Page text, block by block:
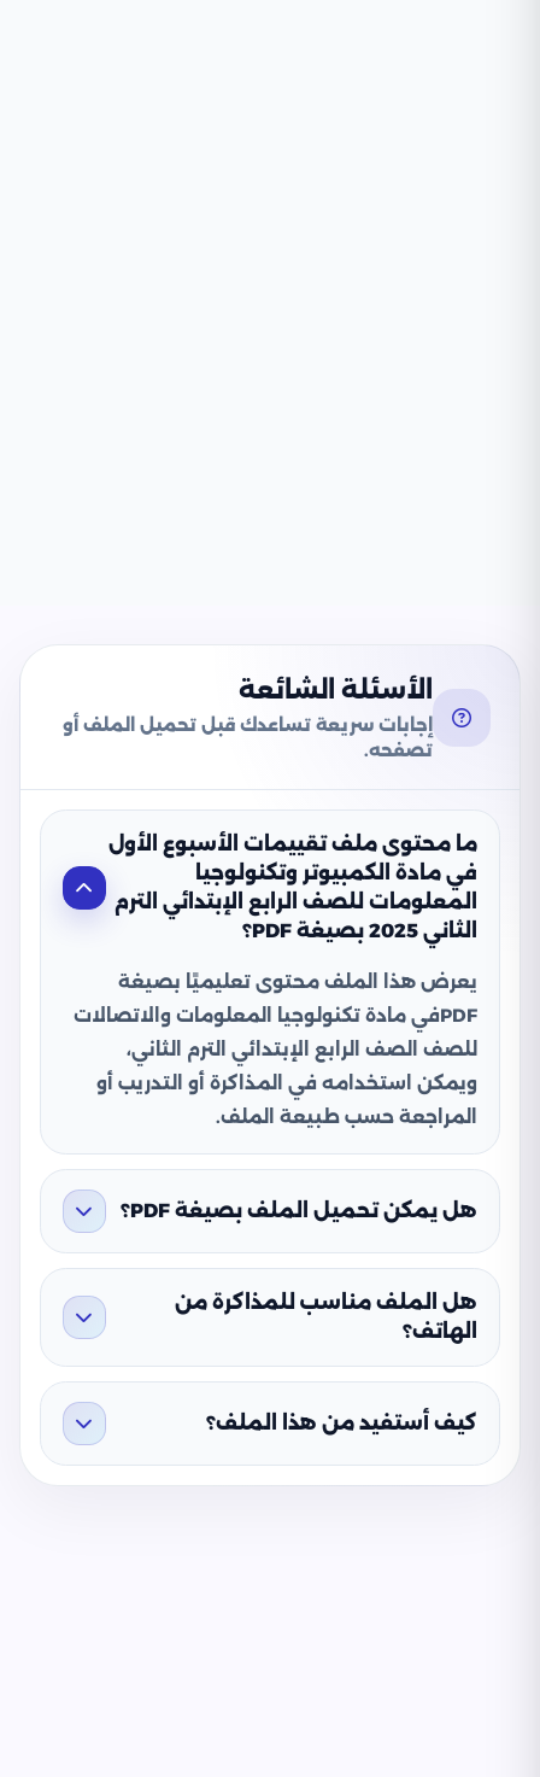
الأسئلة الشائعة
إجابات سريعة تساعدك قبل تحميل الملف أو
تصفحه.
ما محتوى ملف تقييمات الأسبوع الأول
في مادة الكمبيوتر وتكنولوجيا
المعلومات للصف الرابع الإبتدائي الترم
الثاني 2025 بصيغة PDF؟
يعرض هذا الملف محتوى تعليميًا بصيغة
PDFفي مادة تكنولوجيا المعلومات والاتصالات
للصف الصف الرابع الإبتدائي الترم الثاني،
ويمكن استخدامه في المذاكرة أو التدريب أو
المراجعة حسب طبيعة الملف.
هل يمكن تحميل الملف بصيغة PDF؟
هل الملف مناسب للمذاكرة من
الهاتف؟
كيف أستفيد من هذا الملف؟